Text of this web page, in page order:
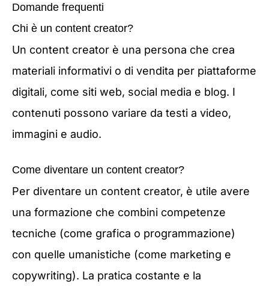
Domande frequenti
Chi è un content creator?
Un content creator è una persona che crea
materiali informativi o di vendita per piattaforme
digitali, come siti web, social media e blog. I
contenuti possono variare da testi a video,
immagini e audio.
Come diventare un content creator?
Per diventare un content creator, è utile avere
una formazione che combini competenze
tecniche (come grafica o programmazione)
con quelle umanistiche (come marketing e
copywriting). La pratica costante e la